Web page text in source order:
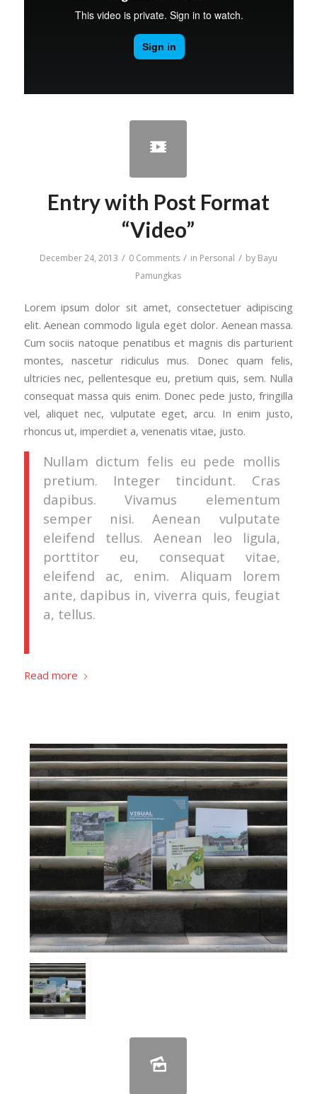
Entry with Post Format
“Video”
December 24, 2013 / 0 Comments / in Personal / by Bayu
Pamungkas
Lorem ipsum dolor sit amet, consectetuer adipiscing
elit. Aenean commodo ligula eget dolor. Aenean massa.
Cum sociis natoque penatibus et magnis dis parturient
montes, nascetur ridiculus mus. Donec quam felis,
ultricies nec, pellentesque eu, pretium quis, sem. Nulla
consequat massa quis enim. Donec pede justo, fringilla
vel, aliquet nec, vulputate eget, arcu. In enim justo,
rhoncus ut, imperdiet a, venenatis vitae, justo.
Nullam dictum felis eu pede mollis
pretium. Integer tincidunt. Cras
dapibus. Vivamus elementum
semper nisi. Aenean vulputate
eleifend tellus. Aenean leo ligula,
porttitor eu, consequat vitae,
eleifend ac, enim. Aliquam lorem
ante, dapibus in, viverra quis, feugiat
a, tellus.
Read more